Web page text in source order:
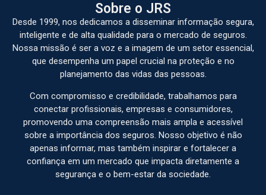
Sobre o JRS
Desde 1999, nos dedicamos a disseminar informação segura,
inteligente e de alta qualidade para o mercado de seguros.
Nossa missão é ser a voz e a imagem de um setor essencial,
que desempenha um papel crucial na proteção e no
planejamento das vidas das pessoas.
Com compromisso e credibilidade, trabalhamos para
conectar profissionais, empresas e consumidores,
promovendo uma compreensão mais ampla e acessível
sobre a importância dos seguros. Nosso objetivo é não
apenas informar, mas também inspirar e fortalecer a
confiança em um mercado que impacta diretamente a
segurança e o bem-estar da sociedade.